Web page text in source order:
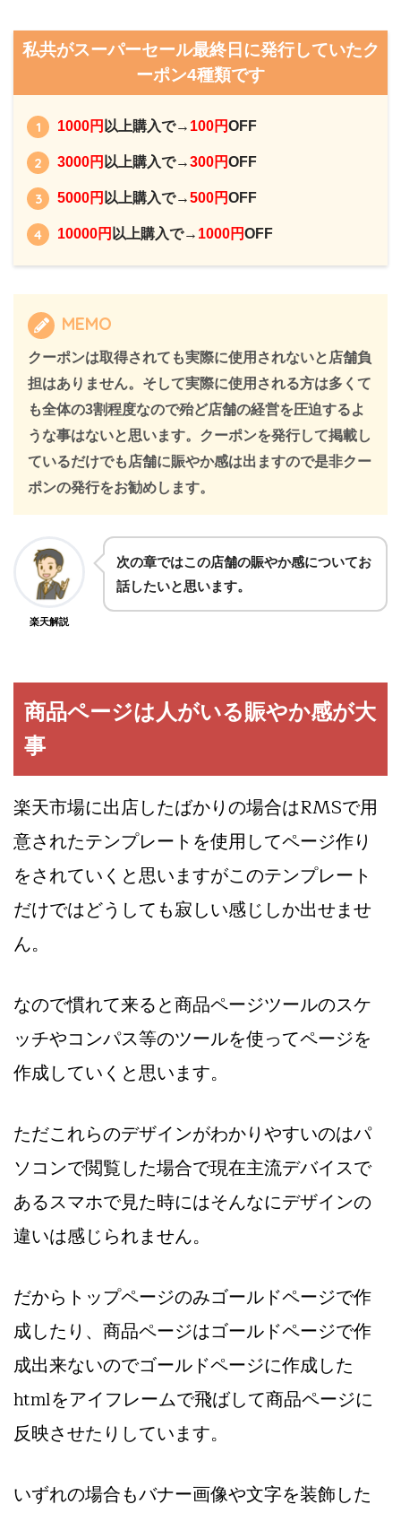
私共がスーパーセール最終日に発行していたク
ーポン4種類です
1000円 以上購入で→ 100円OFF
3000円 以上購入で→300円OFF
5000円 以上購入で→500円OFF
10000円 以上購入で→ 1000円OFF
MEMO
クーポンは取得されても実際に使用されないと店舗負
担はありません。そして実際に使用される方は多くて
も全体の3割程度なので殆ど店舗の経営を圧迫するよ
うな事はないと思います。クーポンを発行して掲載し
ているだけでも店舗に賑やか感は出ますので是非クー
ポンの発行をお勧めします。
楽天解説
次の章ではこの店舗の賑やか感についてお
話したいと思います。
商品ページは人がいる賑やか感が大
事
楽天市場に出店したばかりの場合はRMSで用
意されたテンプレートを使用してページ作り
をされていくと思いますがこのテンプレート
だけではどうしても寂しい感じしか出せませ
ん。
なので慣れて来ると商品ページツールのスケ
ッチやコンパス等のツールを使ってページを
作成していくと思います。
ただこれらのデザインがわかりやすいのはパ
ソコンで閲覧した場合で現在主流デバイスで
あるスマホで見た時にはそんなにデザインの
違いは感じられません。
だからトップページのみゴールドページで作
成したり、商品ページはゴールドページで作
成出来ないのでゴールドページに作成した
htmlをアイフレームで飛ばして商品ページに
反映させたりしています。
いずれの場合もバナー画像や文字を装飾した